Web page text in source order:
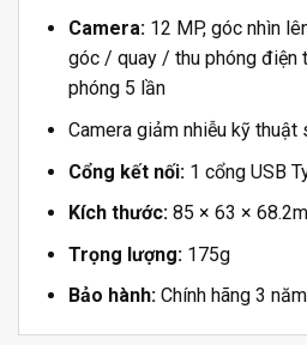
Camera:12 MP, góc nhìn
góc / quay / thu phóng điện
phóng 5 lần
Camera giảm nhiễu kỹ thuật
Cổng kết nối:1 cổng USB
Kích thước:85 × 63 ×
Trọng lượng:175g
Bảo hành:Chính hãng 3 năm